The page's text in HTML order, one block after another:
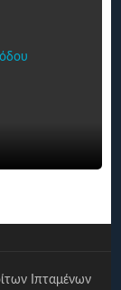
Ιπταμένων